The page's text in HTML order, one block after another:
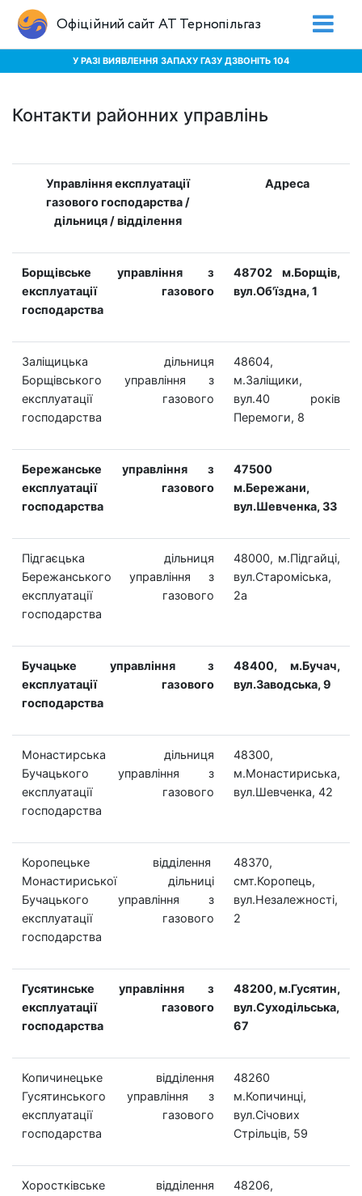
Офіційний сайт АТ Тернопільгаз
У РАЗІ ВИЯВЛЕННЯ ЗАПАХУ ГАЗУ ДЗВОНІТЬ 104
Контакти районних управлінь
Управління експлуатації
газового господарства /
дільниця / відділення
Адреса
Борщівське управління з
експлуатації газового
господарства
48702 м.Борщів,
вул.Об'їздна, 1
Заліщицька дільниця
Борщівського управління з
експлуатації газового
господарства
48604,
м.Заліщики,
вул.40 років
Перемоги, 8
Бережанське управління з
експлуатації газового
господарства
47500
м.Бережани,
вул.Шевченка, 33
Підгаєцька дільниця
Бережанського управління з
експлуатації газового
господарства
48000, м.Підгайці,
вул.Староміська,
2а
Бучацьке управління з
експлуатації газового
господарства
48400, м.Бучач,
вул.Заводська, 9
Монастирська дільниця
Бучацького управління з
експлуатації газового
господарства
48300,
м.Монастириська,
вул.Шевченка, 42
Коропецьке відділення
Монастириської дільниці
Бучацького управління з
експлуатації газового
господарства
48370,
смт.Коропець,
вул.Незалежності,
2
Гусятинське управління з
експлуатації газового
господарства
48200, м.Гусятин,
вул.Суходільська,
67
Копичинецьке відділення
Гусятинського управління з
експлуатації газового
господарства
48260
м.Копичинці,
вул.Січових
Стрільців, 59
Хоростківське відділення
48206,